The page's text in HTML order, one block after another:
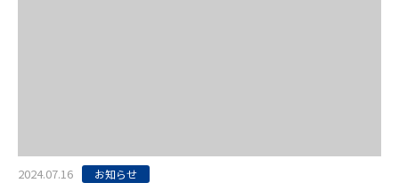
2024.07.16 お知らせ